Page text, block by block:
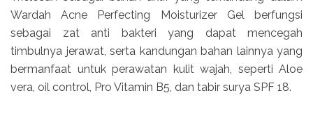
Wardah Acne Perfecting Moisturizer Gel berfungsi
sebagai zat anti bakteri yang dapat mencegah
timbulnya jerawat, serta kandungan bahan lainnya yang
bermanfaat untuk perawatan kulit wajah, seperti Aloe
vera, oil control, Pro Vitamin B5, dan tabir surya SPF 18.